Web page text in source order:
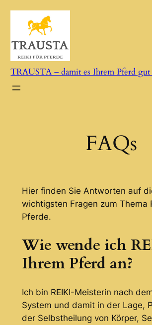
Zum
springen
TRAUSTA – damit es Ihrem Pferd gut
FAQs
Hier finden Sie Antworten auf
wichtigsten Fragen zum Thema
Pferde.
Wie wende ich
Ihrem Pferd an?
Ich bin REIKI-Meisterin nach
System und damit in der Lage,
der Selbstheilung von Körper,